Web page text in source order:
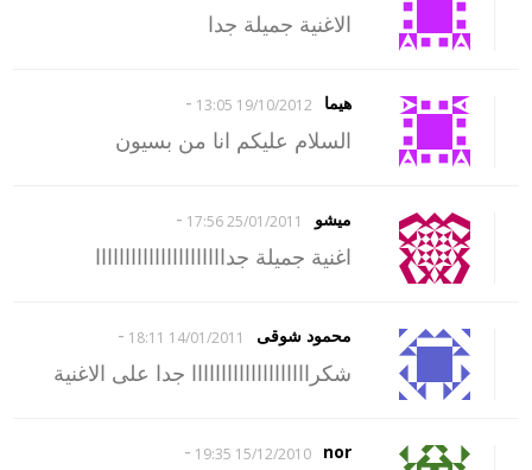
الاغنية جميلة جدا
هيما 19/10/2012 13:05
-
السلام عليكم انا من بسيون
ميشو 25/01/2011 17:56
-
اغنية جميلة جداااااااااااااااااااااا
محمود شوقى 14/01/2011 18:11
-
شكراااااااااااااااااااا جدا على الاغنية
nor
15/12/2010 19:35
-